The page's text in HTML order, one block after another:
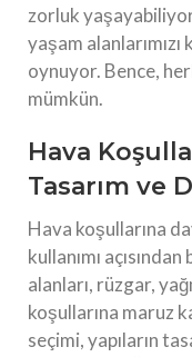
zorluk
yaşam
oynuyor. Bence,
mümkün.
Hava
Tasarım ve
Hava koşullarına
kullanımı
alanları, rüzgar,
koşullarına maruz
seçimi, yapıların